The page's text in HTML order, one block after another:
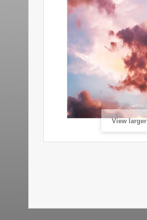
View larger